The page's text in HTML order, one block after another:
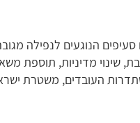
הנוגעים לנפילה
קידום חקיקה נרחבת, שינוי מדיניות, תוספת
העובדים, משטרת